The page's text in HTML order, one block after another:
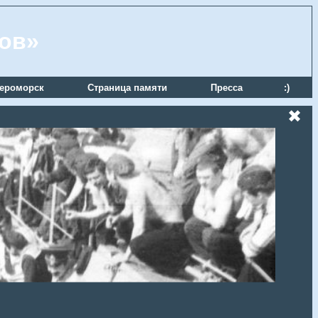
Страница памяти Пресса :)
✖